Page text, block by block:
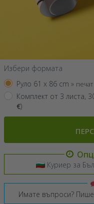
Избери формата
Руло 61 x 86 cm »
Комплект от 3 листа,
€)
Куриер за
Имате